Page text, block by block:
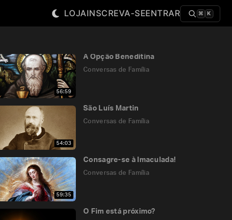
LOJAINSCREVA-SEENTRAR ⌘ K
56:59
A Opção Beneditina
Conversas de Família
54:03
São Luís Martin
Conversas de Família
59:35
Consagre-se à Imaculada!
Conversas de Família
O Fim está próximo?